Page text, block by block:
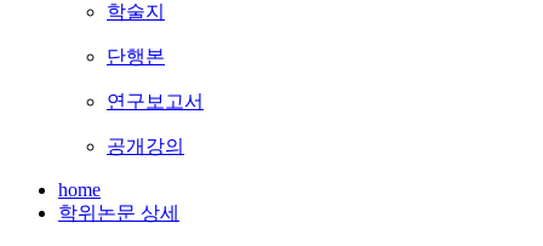
학술지
단행본
연구보고서
공개강의
home
학위논문 상세